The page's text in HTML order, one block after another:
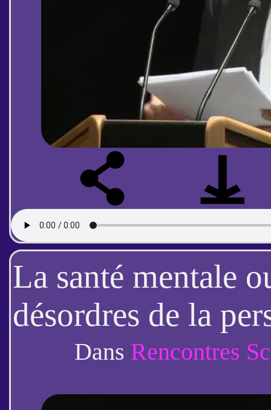
La santé mentale
désordres de la
l’âge de
Ehrenberg) 1/2
Dans Rencontres